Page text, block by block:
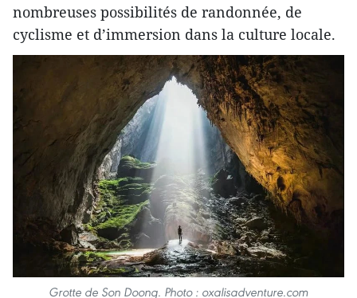
nombreuses possibilités de randonnée, de
cyclisme et d’immersion dans la culture locale.
Grotte de Son Doong. Photo : oxalisadventure.com